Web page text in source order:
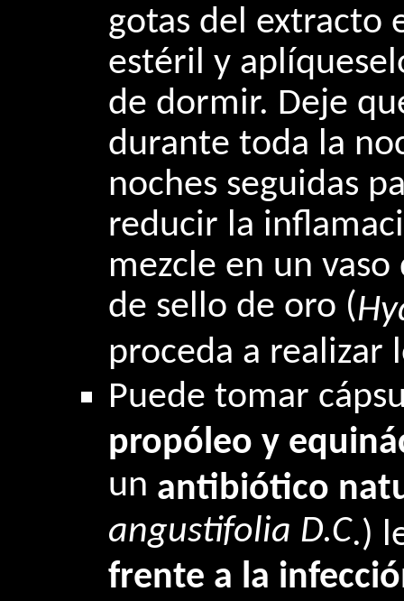
gotas del extracto
estéril y
de dormir. Deje
durante toda la
noches seguidas
reducir la
mezcle en un
de sello de oro (
proceda a realizar
Puede tomar
propóleo y
un antibiótico
angustifolia D.C.)
frente a la